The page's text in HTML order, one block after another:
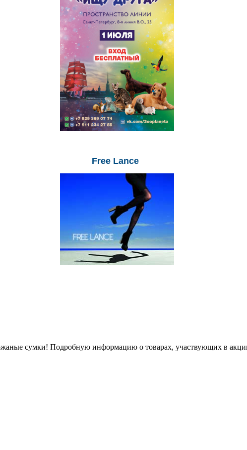
Free Lance
сумки! Подробную информацию о товарах, участвующих в